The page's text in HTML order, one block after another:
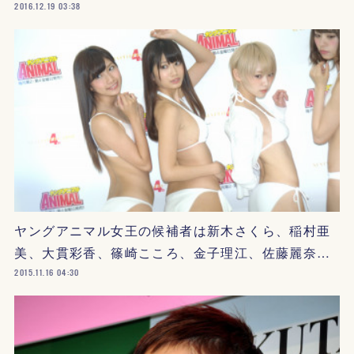
2016.12.19 03:38
ヤングアニマル女王の候補者は新木さくら、稲村亜
美、大貫彩香、篠崎こころ、金子理江、佐藤麗奈…
2015.11.16 04:30